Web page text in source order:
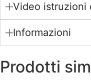
Video istruzioni
Informazioni
Prodotti